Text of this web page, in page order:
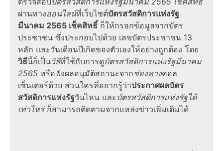
ผ่านทางออนไลน์ที่เว็บไซต์บัตรสวัสดิการแห่งรัฐ
มีนาคม 2565 เช็คสิทธิ์ ก็ให้กรอกข้อมูลจากบัตร
ประชาชน ซึ่งประกอบไปด้วย เลขบัตรประชาชน 13
หลัก และวันเดือนปีเกิดของตัวเองให้อย่างถูกต้อง โดย
วิธีนี้ก็เป็นวิธีที่ใช้กับการดูบัตรสวัสดิการแห่งรัฐมีนาคม
2565 หรือฟังผลอนุมัติสถานะจากช่องทางคอล
เซ็นเตอร์ด้วย ส่วนใครที่อยากรู้ว่าประกาศผลบัตร
สวัสดิการแห่งรัฐวันไหน และ บัตรสวัสดิการแห่งรัฐได้
เท่าไหร่ก็สามารถติดตามจากแหล่งข่าวเพิ่มเติมได้